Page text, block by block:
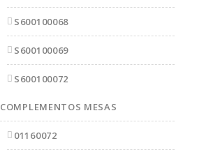
S600100068
S600100069
S600100072
COMPLEMENTOS MESAS
01160072